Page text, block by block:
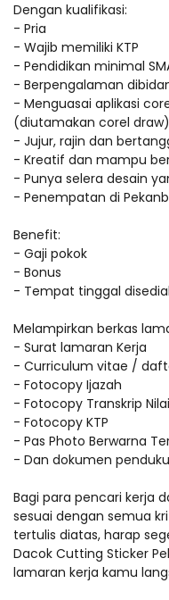
Dengan kualifikasi:
- Pria
- Wajib memiliki KTP
- Pendidikan minimal
- Berpengalaman
- Menguasai aplikasi
(diutamakan corel draw)
- Jujur, rajin dan
- Kreatif dan mampu
- Punya selera desain
- Penempatan di
Benefit:
- Gaji pokok
- Bonus
- Tempat tinggal
Melampirkan berkas
- Surat lamaran Kerja
- Curriculum vitae /
- Fotocopy Ijazah
- Fotocopy Transkrip Nilai
- Fotocopy KTP
- Pas Photo Berwarna
- Dan dokumen
Bagi para pencari kerja
sesuai dengan semua
tertulis diatas, harap
Dacok Cutting Sticker
lamaran kerja kamu